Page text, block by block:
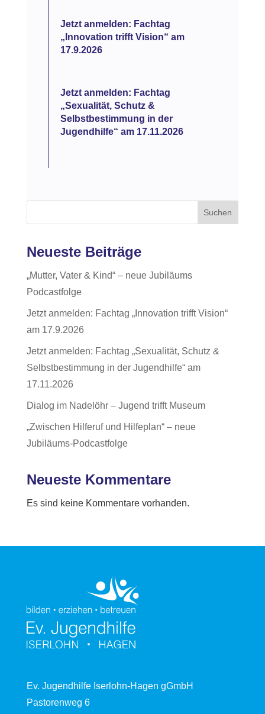
Jetzt anmelden: Fachtag
„Innovation trifft Vision“ am
17.9.2026
Jetzt anmelden: Fachtag
„Sexualität, Schutz &
Selbstbestimmung in der
Jugendhilfe“ am 17.11.2026
Suchen
Neueste Beiträge
„Mutter, Vater & Kind“ – neue Jubiläums
Podcastfolge
Jetzt anmelden: Fachtag „Innovation trifft Vision“
am 17.9.2026
Jetzt anmelden: Fachtag „Sexualität, Schutz &
Selbstbestimmung in der Jugendhilfe“ am
17.11.2026
Dialog im Nadelöhr – Jugend trifft Museum
„Zwischen Hilferuf und Hilfeplan“ – neue
Jubiläums-Podcastfolge
Neueste Kommentare
Es sind keine Kommentare vorhanden.
Ev. Jugendhilfe Iserlohn-Hagen gGmbH
Pastorenweg 6